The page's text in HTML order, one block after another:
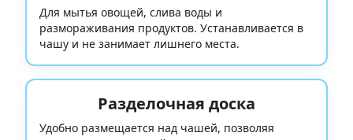
Для мытья овощей, слива воды и
размораживания продуктов. Устанавливается в
чашу и не занимает лишнего места.
Разделочная доска
Удобно размещается над чашей, позволяя